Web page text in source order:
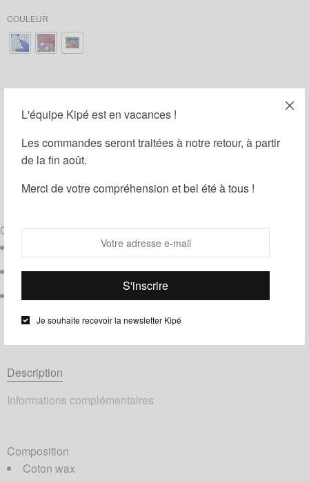
L'équipe Kipé est en vacances !
Les commandes seront traitées à notre retour, à partir
de la fin août.
Merci de votre compréhension et bel été à tous !
Je souhaite recevoir la newsletter Kipé
COULEUR
Ajouter au panier
Ajouter à ma liste d'envies
UGS :ND Catégories :Soin/Beauté,Trousses
Composition
Doublure imperméable
Description
Informations complémentaires
Composition
Coton wax